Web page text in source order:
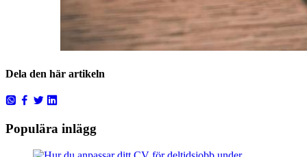
Dela den här artikeln
Populära inlägg